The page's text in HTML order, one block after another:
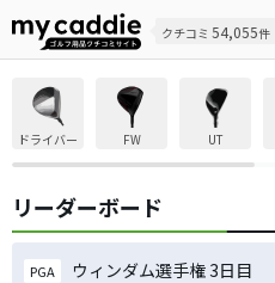
クチコミ 54,055件
ドライバー FW UT
リーダーボード
PGA ウィンダム選手権 3日目